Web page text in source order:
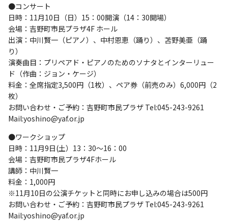
●コンサート
日時：11月10日（日）15：00開演（14：30開場）
会場：吉野町市民プラザ4F ホール
出演：中川賢一（ピアノ）、中村恩恵（踊り）、苫野美亜（踊
り）
演奏曲目：プリペアド・ピアノのためのソナタとインターリュー
ド（作曲：ジョン・ケージ）
料金：全席指定3,500円（1枚）、ペア券（前売のみ）6,000円（2
枚）
お問い合わせ・ご予約：吉野町市民プラザ Tel:045-243-9261
Mail:yoshino@yaf.or.jp
●ワークショップ
日時：11月9日(土）13：30～16：00
会場：吉野町市民プラザ4Fホール
講師：中川賢一
料金：1,000円
※11月10日の公演チケットと同時にお申し込みの場合は500円
お問い合わせ・ご予約：吉野町市民プラザ Tel:045-243-9261
Mail:yoshino@yaf.or.jp